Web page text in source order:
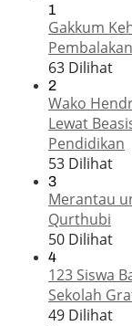
1
Gakkum
63 Dilihat
2
Wako
Lewat
Pendidikan
53 Dilihat
3
Merantau
Qurthubi
50 Dilihat
4
123 Siswa
Sekolah
49 Dilihat